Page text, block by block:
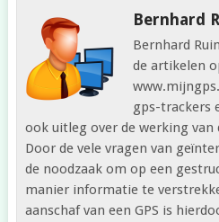
Bernhard
Bernhard
de artikelen
gps-trackers
ook uitleg over de werking van
Door de vele vragen van
de noodzaak om op een
manier informatie te
aanschaf van een GPS is